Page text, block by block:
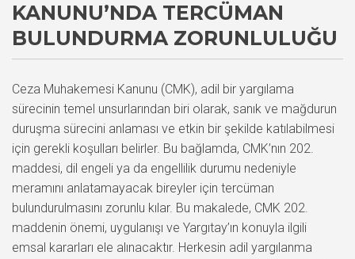
KANUNU’NDA TERCÜMAN
BULUNDURMA ZORUNLULUĞU
Ceza Muhakemesi Kanunu (CMK), adil bir yargılama
sürecinin temel unsurlarından biri olarak, sanık ve mağdurun
duruşma sürecini anlaması ve etkin bir şekilde katılabilmesi
için gerekli koşulları belirler. Bu bağlamda, CMK’nın 202.
maddesi, dil engeli ya da engellilik durumu nedeniyle
meramını anlatamayacak bireyler için tercüman
bulundurulmasını zorunlu kılar. Bu makalede, CMK 202.
maddenin önemi, uygulanışı ve Yargıtay’ın konuyla ilgili
emsal kararları ele alınacaktır. Herkesin adil yargılanma